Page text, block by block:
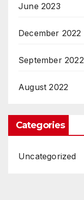
June 2023
December 2022
September 2022
August 2022
Categories
Uncategorized